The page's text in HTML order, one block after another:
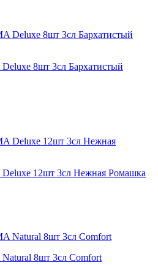
8шт 3сл Бархатистый
Deluxe 12шт 3сл Нежная Ромашка
8шт 3сл Comfort